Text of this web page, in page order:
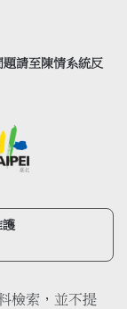
請至陳情系統反
護
檢索，並不提